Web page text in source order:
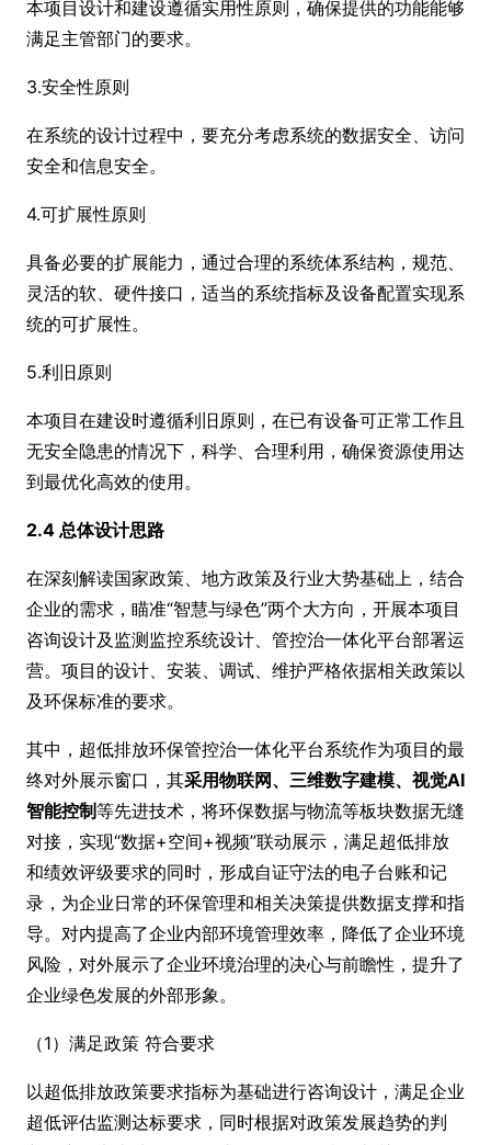
本项目设计和建设遵循实用性原则，确保提供的功能能够
满足主管部门的要求。
3.安全性原则
在系统的设计过程中，要充分考虑系统的数据安全、访问
安全和信息安全。
4.可扩展性原则
具备必要的扩展能力，通过合理的系统体系结构，规范、
灵活的软、硬件接口，适当的系统指标及设备配置实现系
统的可扩展性。
5.利旧原则
本项目在建设时遵循利旧原则，在已有设备可正常工作且
无安全隐患的情况下，科学、合理利用，确保资源使用达
到最优化高效的使用。
2.4 总体设计思路
在深刻解读国家政策、地方政策及行业大势基础上，结合
企业的需求，瞄准“智慧与绿色”两个大方向，开展本项目
咨询设计及监测监控系统设计、管控治一体化平台部署运
营。项目的设计、安装、调试、维护严格依据相关政策以
及环保标准的要求。
其中，超低排放环保管控治一体化平台系统作为项目的最
终对外展示窗口，其采用物联网、三维数字建模、视觉AI
智能控制等先进技术，将环保数据与物流等板块数据无缝
对接，实现“数据+空间+视频”联动展示，满足超低排放
和绩效评级要求的同时，形成自证守法的电子台账和记
录，为企业日常的环保管理和相关决策提供数据支撑和指
导。对内提高了企业内部环境管理效率，降低了企业环境
风险，对外展示了企业环境治理的决心与前瞻性，提升了
企业绿色发展的外部形象。
（1）满足政策 符合要求
以超低排放政策要求指标为基础进行咨询设计，满足企业
超低评估监测达标要求，同时根据对政策发展趋势的判